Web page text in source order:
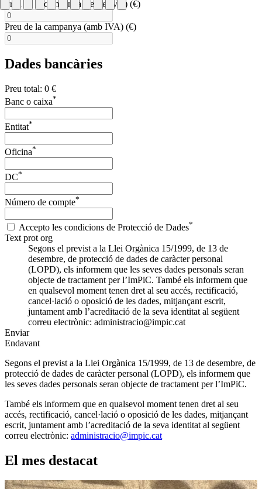
Preu de la campanya (sense IVA) (€)
Preu de la campanya (amb IVA) (€)
Dades bancàries
Preu total: 0 €
Banc o caixa*
Entitat*
Oficina*
DC*
Número de compte*
Accepto les condicions de Protecció de Dades*
Text prot org
Segons el previst a la Llei Orgànica 15/1999, de 13 de
desembre, de protecció de dades de caràcter personal
(LOPD), els informem que les seves dades personals seran
objecte de tractament per l’ImPiC. També els informem que
en qualsevol moment tenen dret al seu accés, rectificació,
cancel·lació o oposició de les dades, mitjançant escrit,
juntament amb l’acreditació de la seva identitat al següent
correu electrònic: administracio@impic.cat
Enviar
Endavant
Segons el previst a la Llei Orgànica 15/1999, de 13 de desembre, de
protecció de dades de caràcter personal (LOPD), els informem que
les seves dades personals seran objecte de tractament per l’ImPiC.
També els informem que en qualsevol moment tenen dret al seu
accés, rectificació, cancel·lació o oposició de les dades, mitjançant
escrit, juntament amb l’acreditació de la seva identitat al següent
correu electrònic: administracio@impic.cat
El mes destacat